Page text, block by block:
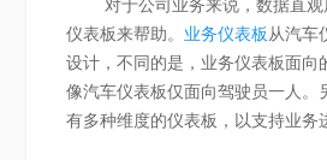
对于公司业务来说，数据直观
仪表板来帮助。 业务仪表板从汽车
设计，不同的是，业务仪表板面向
像汽车仪表板仅面向驾驶员一人。
有多种维度的仪表板，以支持业务